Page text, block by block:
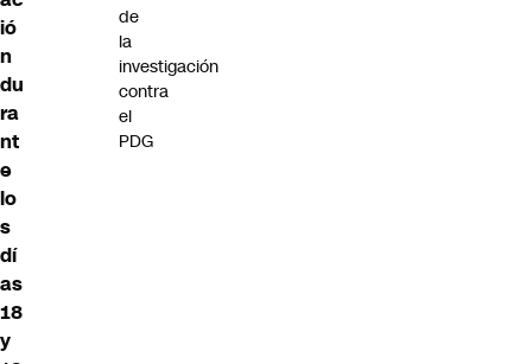
ió
n
du
ra
nt
e
lo
s
dí
as
18
y
de
la
investigación
contra
el
PDG